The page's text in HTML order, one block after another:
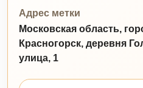
Адрес метки
Московская область,
Красногорск, деревня
улица, 1